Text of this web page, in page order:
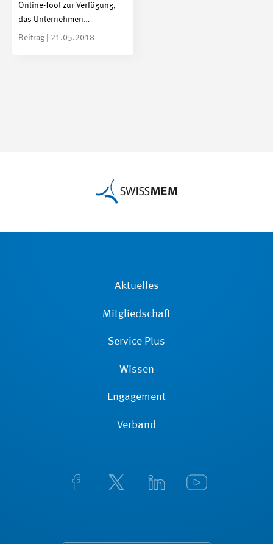
Online-Tool zur Verfügung,
das Unternehmen…
Beitrag | 21.05.2018
Aktuelles
Mitgliedschaft
Service Plus
Wissen
Engagement
Verband